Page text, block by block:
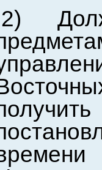
2)